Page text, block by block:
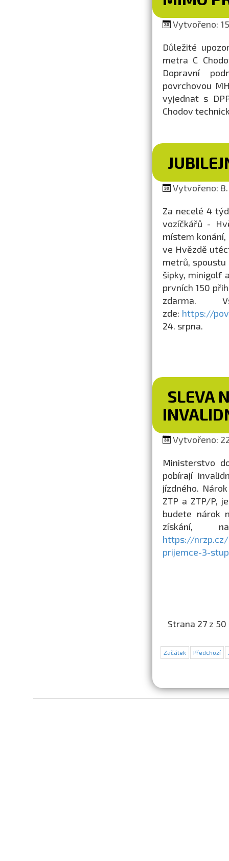
Vytvořeno:
Důležité
metra C
Dopravní
povrchovou
vyjednat s
Chodov
Vytvořeno: 8.
Za necelé 4
vozíčkářů -
místem
ve Hvězdě
metrů,
šipky, minigolf
prvních 150
zdarma.
zde: https://
24. srpna.
SLEVA
Vytvořeno:
Ministerstvo
pobírají
jízdného.
ZTP a ZTP/P,
budete nárok
získání,
https://
prijemce-3-
Strana 27 z 50
Začátek Předchozí